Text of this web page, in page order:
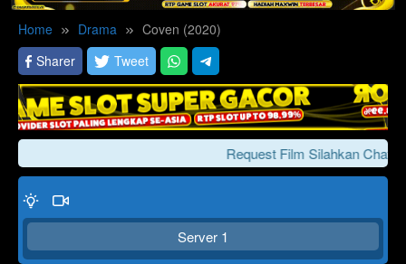
Home Drama
Coven (2020)
Sharer
Tweet
Request Film Silahkan Chat
Server 1